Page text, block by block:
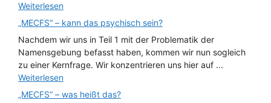
Weiterlesen
„MECFS“ – kann das psychisch sein?
Nachdem wir uns in Teil 1 mit der Problematik der
Namensgebung befasst haben, kommen wir nun sogleich
zu einer Kernfrage. Wir konzentrieren uns hier auf ...
Weiterlesen
„MECFS“ – was heißt das?